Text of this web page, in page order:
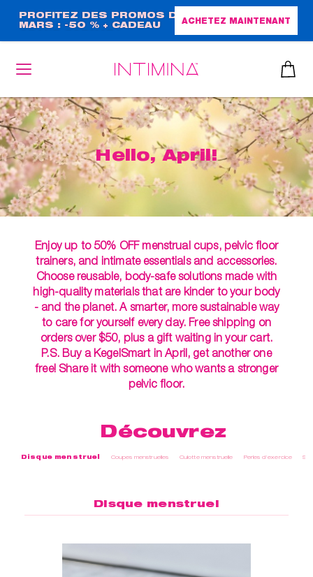
contenu
principal
PROFITEZ DES PROMOS DE
MARS : -50 % + CADEAU
ACHETEZ MAINTENANT
Hello, April!
Enjoy up to 50% OFF menstrual cups, pelvic floor
trainers, and intimate essentials and accessories.
Choose reusable, body-safe solutions made with
high-quality materials that are kinder to your body
- and the planet. A smarter, more sustainable way
to care for yourself every day. Free shipping on
orders over $50, plus a gift waiting in your cart.
P.S. Buy a KegelSmart in April, get another one
free! Share it with someone who wants a stronger
pelvic floor.
Découvrez
Disque menstruel Coupes menstruelles Culotte menstruelle Perles d'exercice
Disque menstruel